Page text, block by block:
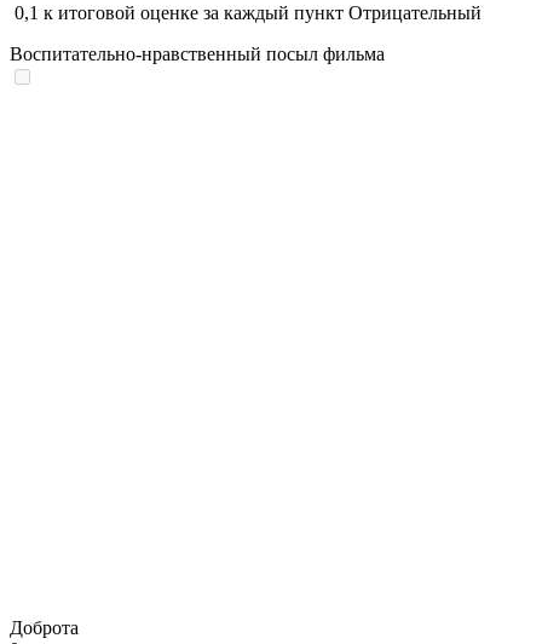
0,1 к итоговой оценке за каждый пункт Отрицательный
Воспитательно-нравственный посыл фильма
Доброта